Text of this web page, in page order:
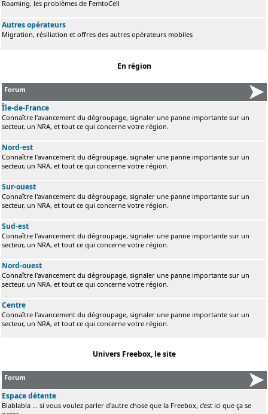
Roaming, les problèmes de FemtoCell
Autres opérateurs
Migration, résiliation et offres des autres opérateurs mobiles
En région
Forum
Île-de-France
Connaître l'avancement du dégroupage, signaler une panne importante sur un
secteur, un NRA, et tout ce qui concerne votre région.
Nord-est
Connaître l'avancement du dégroupage, signaler une panne importante sur un
secteur, un NRA, et tout ce qui concerne votre région.
Sur-ouest
Connaître l'avancement du dégroupage, signaler une panne importante sur un
secteur, un NRA, et tout ce qui concerne votre région.
Sud-est
Connaître l'avancement du dégroupage, signaler une panne importante sur un
secteur, un NRA, et tout ce qui concerne votre région.
Nord-ouest
Connaître l'avancement du dégroupage, signaler une panne importante sur un
secteur, un NRA, et tout ce qui concerne votre région.
Centre
Connaître l'avancement du dégroupage, signaler une panne importante sur un
secteur, un NRA, et tout ce qui concerne votre région.
Univers Freebox, le site
Forum
Espace détente
Blablabla ... si vous voulez parler d'autre chose que la Freebox, c'est ici que ça se